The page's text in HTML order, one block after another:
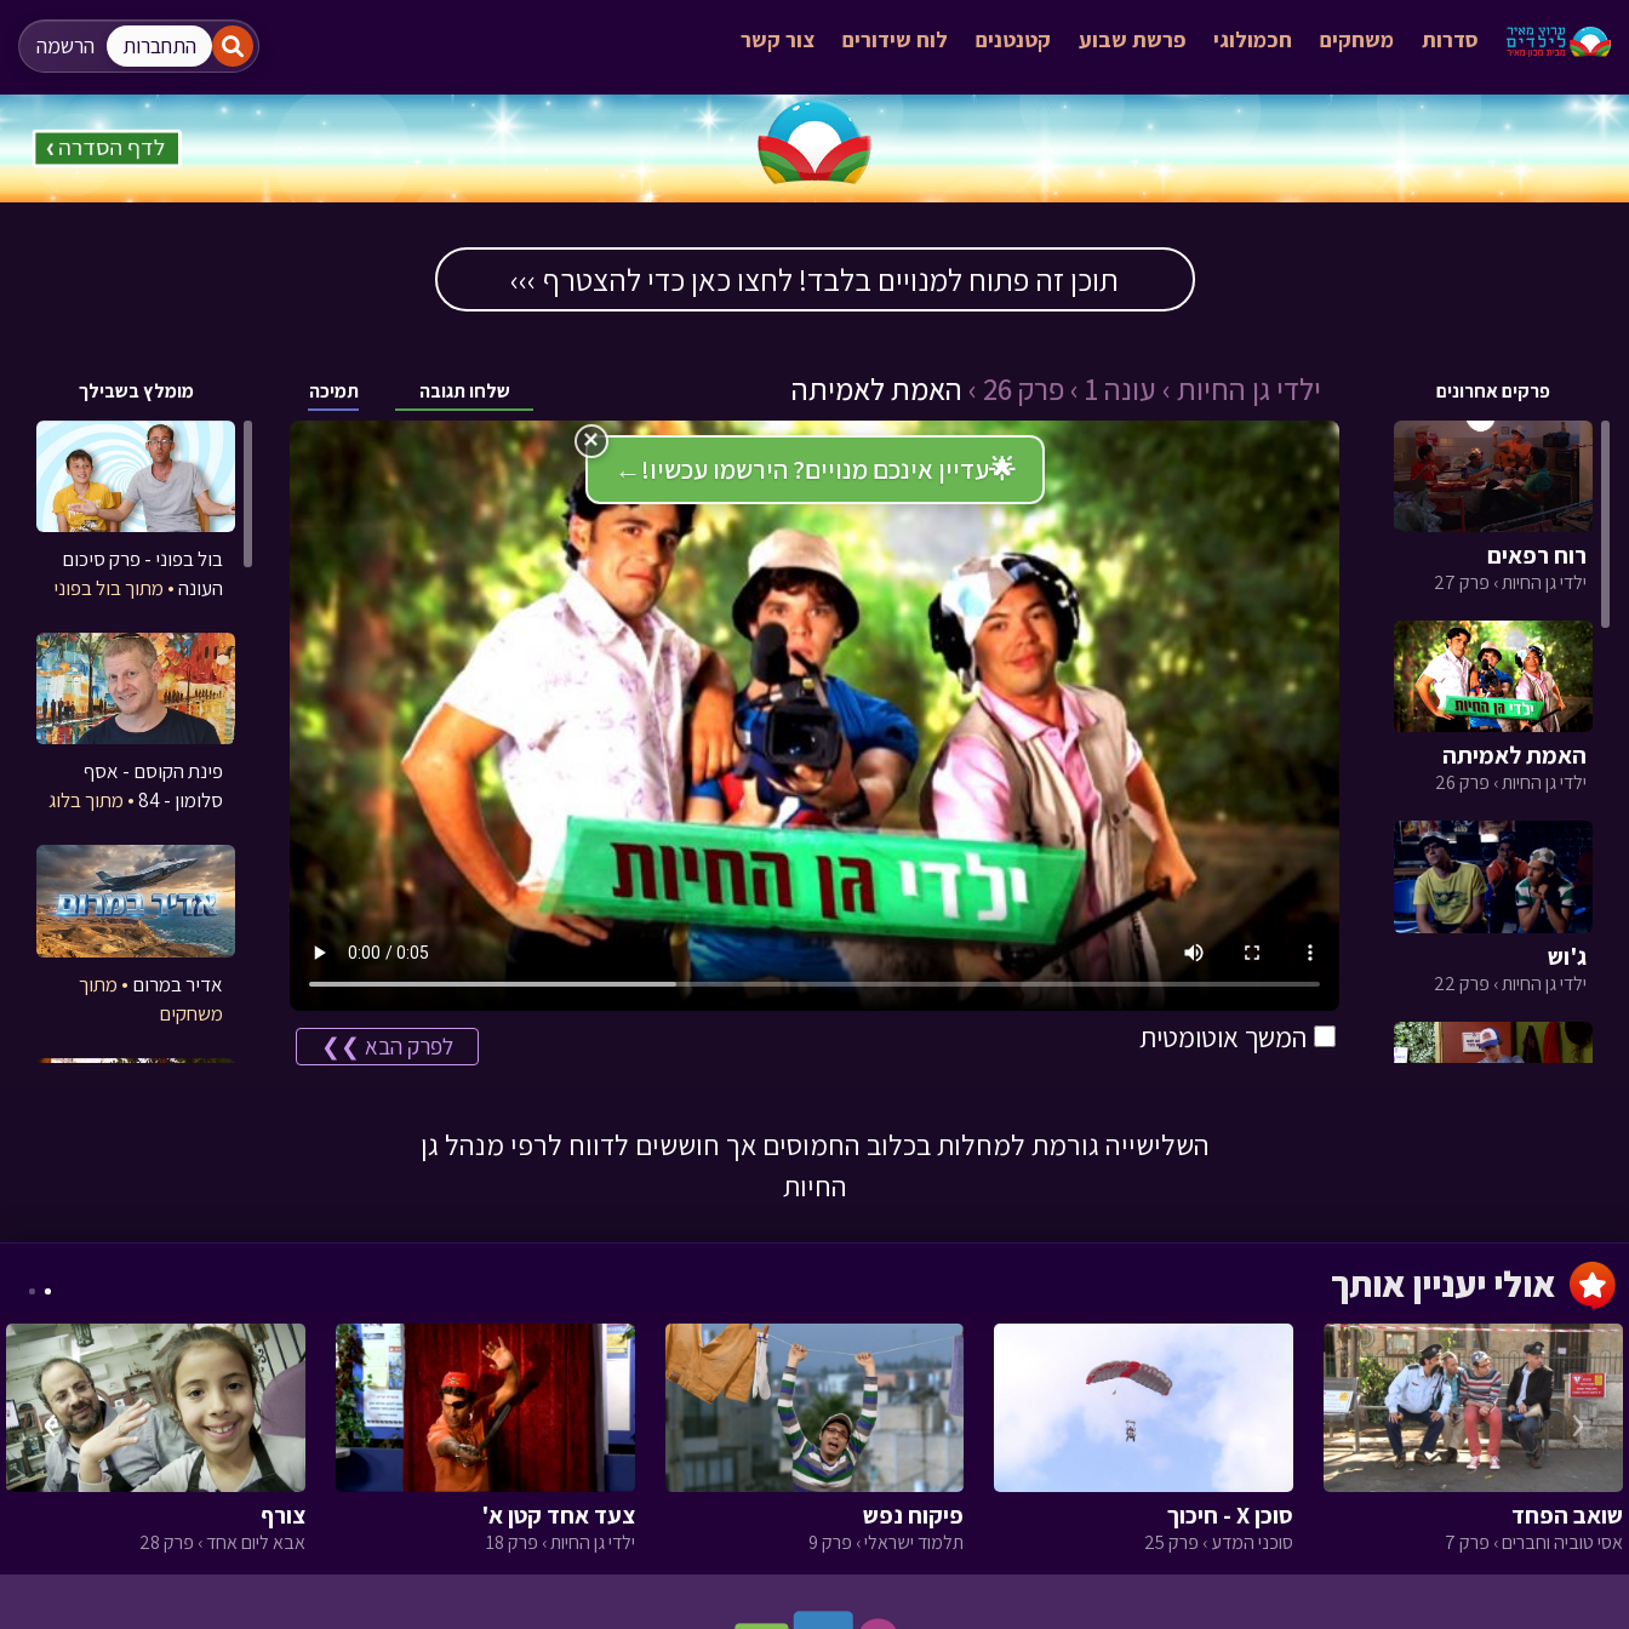
התחברות הרשמה צור קשר לוח שידורים קטנטנים פרשת שבוע חכמולוגי משחקים סדרות
תוכן זה פתוח למנויים בלבד! לחצו כאן כדי להצטרף ›››
מומלץ בשבילך תמיכה שלחו תגובה ילדי גן החיות › עונה 1 › פרק 26 › האמת לאמיתה פרקים אחרונים
🌟עדיין אינכם מנויים? הירשמו עכשיו! ←
×
המשך אוטומטית לפרק הבא ❯❯
רוח רפאים
ילדי גן החיות › פרק 27
האמת לאמיתה
ילדי גן החיות › פרק 26
ג'וש
ילדי גן החיות › פרק 22
ריאליטי א'
ילדי גן החיות › פרק 20
צעד אחד קטן ב'
בול בפוני - פרק סיכום
העונה• מתוך בול בפוני
פינת הקוסם - אסף
סלומון - 84
• מתוך בלוג
אדיר במרום • מתוך
משחקים
אבא ליום אחד - הקמת
גינות• מתוך אבא ליום
אחד
השלישייה גורמת למחלות בכלוב החמוסים אך חוששים לדווח לרפי מנהל גן
החיות
שואב הפחד
אסי טוביה וחברים › פרק 7
סוכן X - חיכוך
סוכני המדע › פרק 25
פיקוח נפש
תלמוד ישראלי › פרק 9
צעד אחד קטן א'
ילדי גן החיות › פרק 18
צורף
אבא ליום אחד › פרק 28
‹
›